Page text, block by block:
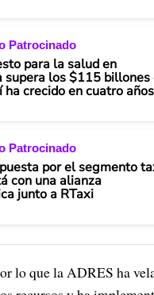
Patrocinado
para la salud en
supera los $115 billones
ha crecido en cuatro años
Patrocinado
por el segmento
con una alianza
junto a RTaxi
lo que la ADRES ha